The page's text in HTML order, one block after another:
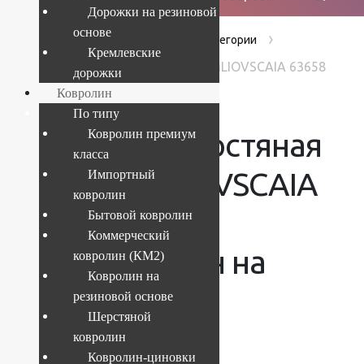
› Products Без категории ›
Дорожка шерстяная 123 KREMLIOVSCAIA 63658
ELITE 1,5х1м.,Рулон на отрез
Дорожка шерстяная
123 KREMLIOVSCAIA
63658 ELITE
1,5х1м.,Рулон на
отрез
Дорожки на резиновой
основе
Кремлевские
дорожки
Ковролин
По типу
Ковролин премиум
класса
Импортный
ковролин
Бытовой ковролин
Коммерческий
ковролин (КМ2)
Ковролин на
резиновой основе
Шерстяной
ковролин
Ковролин-циновки